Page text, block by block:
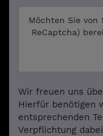
Möchten Sie von
ReCaptcha)
Wir freuen uns
Hierfür benötigen
entsprechenden
Verpflichtung